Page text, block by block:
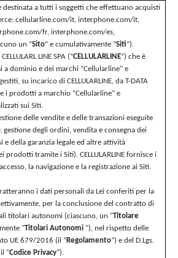
destinata a tutti i soggetti che effettuano acquisti
cellularline.com/it, interphone.com/it,
fr, interphone.com/es,
un “Sito” e cumulativamente “Siti”).
LINE SPA (“CELLULARLINE”) che è
a dominio e dei marchi “Cellularline” e
su incarico di CELLULARLINE, da T-DATA
i prodotti a marchio “Cellularline” e
sui Siti.
delle vendite e delle transazioni eseguite
gestione degli ordini, vendita e consegna dei
e della garanzia legale ed altre attività
prodotti tramite i Siti). CELLULARLINE fornisce i
la navigazione e la registrazione ai Siti.
tratteranno i dati personali da Lei conferiti per la
per la conclusione del contratto di
titolari autonomi (ciascuno, un "Titolare
"Titolari Autonomi "), nel rispetto delle
UE 679/2016 (il “Regolamento”) e del D.Lgs.
"Codice Privacy").